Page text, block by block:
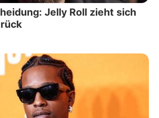
Jelly Roll zieht sich